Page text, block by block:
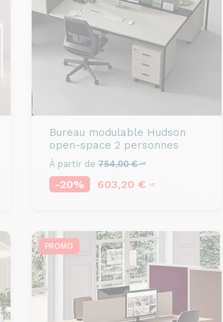
Bureau modulable Hudson
open-space 2 personnes
À partir de 754,00 €HT
-20% 603,20 € HT
PROMO